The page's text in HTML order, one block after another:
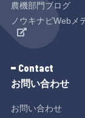
農機部門ブログ
ノウキナビWebメ
お問い合わせ
Contact
お問い合わせ